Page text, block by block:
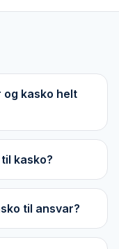
og kasko helt
kasko?
til ansvar?